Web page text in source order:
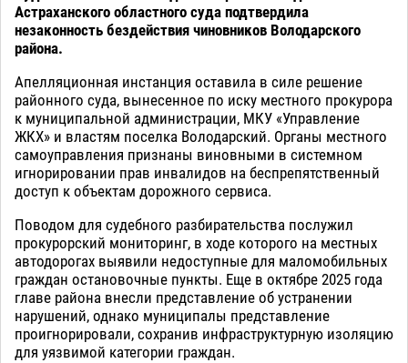
Астраханского областного суда подтвердила
незаконность бездействия чиновников Володарского
района.
Апелляционная инстанция оставила в силе решение
районного суда, вынесенное по иску местного прокурора
к муниципальной администрации, МКУ «Управление
ЖКХ» и властям поселка Володарский. Органы местного
самоуправления признаны виновными в системном
игнорировании прав инвалидов на беспрепятственный
доступ к объектам дорожного сервиса.
Поводом для судебного разбирательства послужил
прокурорский мониторинг, в ходе которого на местных
автодорогах выявили недоступные для маломобильных
граждан остановочные пункты. Еще в октябре 2025 года
главе района внесли представление об устранении
нарушений, однако муниципалы представление
проигнорировали, сохранив инфраструктурную изоляцию
для уязвимой категории граждан.